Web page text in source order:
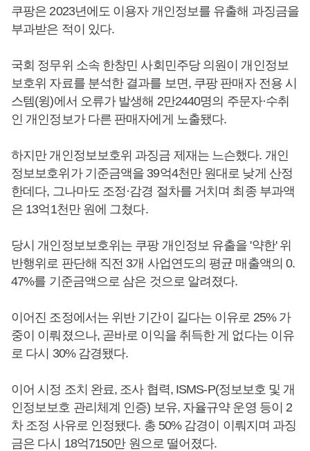
쿠팡은 2023년에도 이용자 개인정보를 유출해 과징금을
부과받은 적이 있다.
국회 정무위 소속 한창민 사회민주당 의원이 개인정보
보호위 자료를 분석한 결과를 보면, 쿠팡 판매자 전용 시
스템(윙)에서 오류가 발생해 2만2440명의 주문자·수취
인 개인정보가 다른 판매자에게 노출됐다.
하지만 개인정보보호위 과징금 제재는 느슨했다. 개인
정보보호위가 기준금액을 39억4천만 원대로 낮게 산정
한데다, 그나마도 조정·감경 절차를 거치며 최종 부과액
은 13억1천만 원에 그쳤다.
당시 개인정보보호위는 쿠팡 개인정보 유출을 '약한' 위
반행위로 판단해 직전 3개 사업연도의 평균 매출액의 0.
47%를 기준금액으로 삼은 것으로 알려졌다.
이어진 조정에서는 위반 기간이 길다는 이유로 25% 가
중이 이뤄졌으나, 곧바로 이익을 취득한 게 없다는 이유
로 다시 30% 감경됐다.
이어 시정 조치 완료, 조사 협력, ISMS-P(정보보호 및 개
인정보보호 관리체계 인증) 보유, 자율규약 운영 등이 2
차 조정 사유로 인정됐다. 총 50% 감경이 이뤄지며 과징
금은 다시 18억7150만 원으로 떨어졌다.